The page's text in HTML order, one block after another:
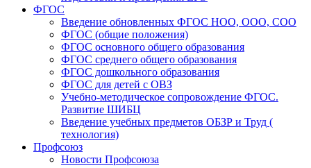
ФГОС
Введение обновленных ФГОС НОО, ООО, СОО
ФГОС (общие положения)
ФГОС основного общего образования
ФГОС среднего общего образования
ФГОС дошкольного образования
ФГОС для детей с ОВЗ
Учебно-методическое сопровождение ФГОС.
Развитие ШИБЦ
Введение учебных предметов ОБЗР и Труд (
технология)
Профсоюз
Новости Профсоюза